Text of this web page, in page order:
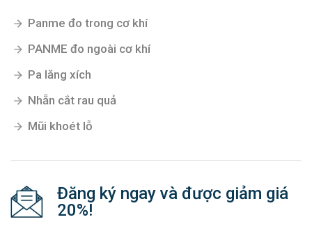
Panme đo trong cơ khí
PANME đo ngoài cơ khí
Pa lăng xích
Nhẵn cắt rau quả
Mũi khoét lỗ
Đăng ký ngay và được giảm giá
20%!